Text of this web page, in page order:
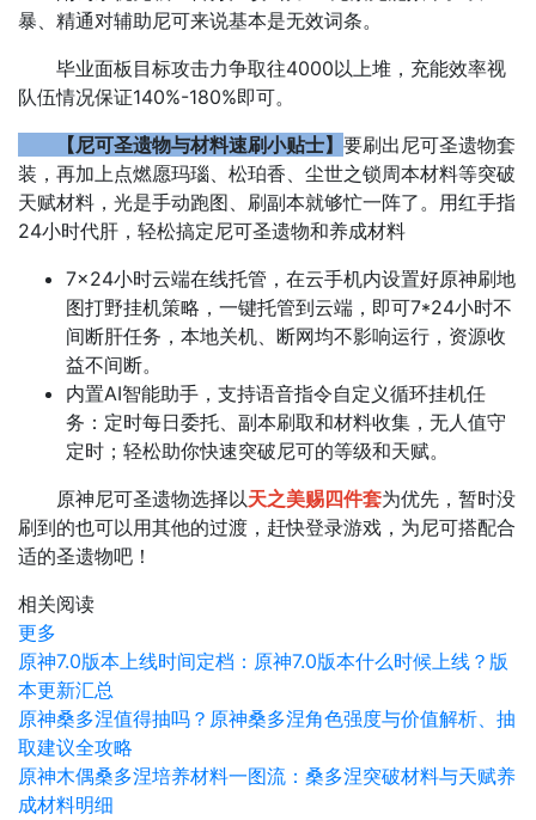
暴、精通对辅助尼可来说基本是无效词条。
毕业面板目标攻击力争取往4000以上堆，充能效率视
队伍情况保证140%-180%即可。
【尼可圣遗物与材料速刷小贴士】 要刷出尼可圣遗物套
装，再加上点燃愿玛瑙、松珀香、尘世之锁周本材料等突破
天赋材料，光是手动跑图、刷副本就够忙一阵了。用红手指
24小时代肝，轻松搞定尼可圣遗物和养成材料
7×24小时云端在线托管，在云手机内设置好原神刷地
图打野挂机策略，一键托管到云端，即可7*24小时不
间断肝任务，本地关机、断网均不影响运行，资源收
益不间断。
内置AI智能助手，支持语音指令自定义循环挂机任
务：定时每日委托、副本刷取和材料收集，无人值守
定时；轻松助你快速突破尼可的等级和天赋。
原神尼可圣遗物选择以天之美赐四件套为优先，暂时没
刷到的也可以用其他的过渡，赶快登录游戏，为尼可搭配合
适的圣遗物吧！
相关阅读
更多
原神7.0版本上线时间定档：原神7.0版本什么时候上线？版
本更新汇总
原神桑多涅值得抽吗？原神桑多涅角色强度与价值解析、抽
取建议全攻略
原神木偶桑多涅培养材料一图流：桑多涅突破材料与天赋养
成材料明细